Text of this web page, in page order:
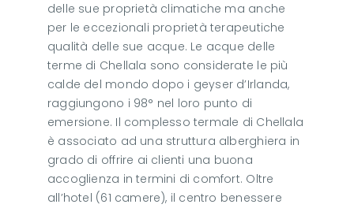
delle sue proprietà climatiche ma anche
per le eccezionali proprietà terapeutiche
qualità delle sue acque. Le acque delle
terme di Chellala sono considerate le più
calde del mondo dopo i geyser d’Irlanda,
raggiungono i 98° nel loro punto di
emersione. Il complesso termale di Chellala
è associato ad una struttura alberghiera in
grado di offrire ai clienti una buona
accoglienza in termini di comfort. Oltre
all’hotel (61 camere), il centro benessere